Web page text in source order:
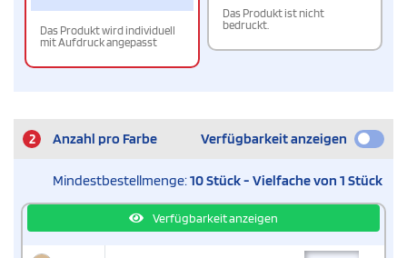
Das Produkt wird individuell
mit Aufdruck angepasst
Das Produkt ist nicht
bedruckt.
2 Anzahl pro Farbe Verfügbarkeit anzeigen
Mindestbestellmenge:10 Stück - Vielfache von 1 Stück
Verfügbarkeit anzeigen